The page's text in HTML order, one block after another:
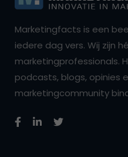
Marketingfacts is een
iedere dag vers. Wij zijn
marketingprofessionals.
podcasts, blogs, opinies
marketingcommunity